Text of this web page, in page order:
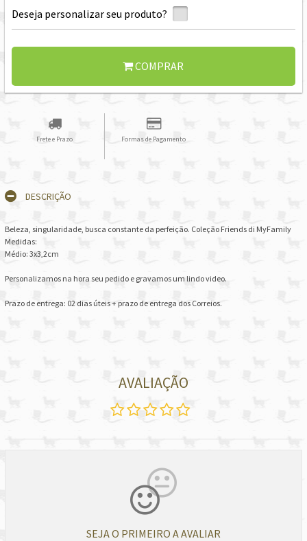
Deseja personalizar seu produto?
COMPRAR
Frete e Prazo Formas de Pagamento
DESCRIÇÃO
Beleza, singularidade, busca constante da perfeição. Coleção Friends di MyFamily
Medidas:
Médio: 3x3,2cm
Personalizamos na hora seu pedido e gravamos um lindo video.
Prazo de entrega: 02 dias úteis + prazo de entrega dos Correios.
AVALIAÇÃO
SEJA O PRIMEIRO A AVALIAR